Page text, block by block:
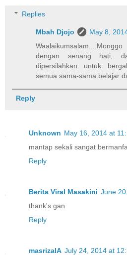
Replies
Mbah Djojo
May 8,
dengan senang hati,
dipersilahkan untuk
semua sama-sama belajar
Reply
Unknown May 16, 2014 at
mantap sekali sangat
Reply
Berita Viral Masakini June
thank's gan
Reply
masrizalA July 24, 2014 at